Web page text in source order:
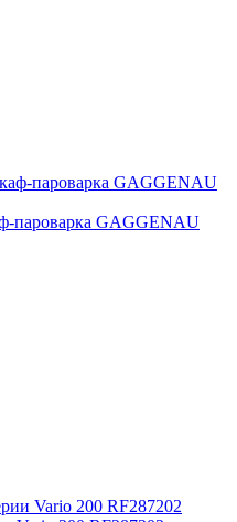
пароварка GAGGENAU